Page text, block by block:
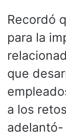
Recordó
para la
que
a los